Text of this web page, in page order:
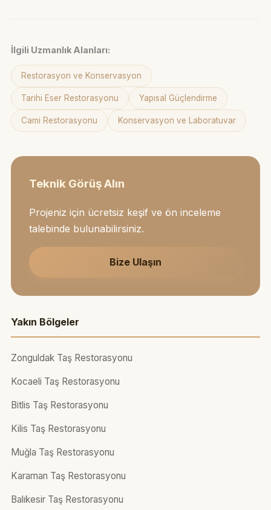
İlgili Uzmanlık Alanları:
Restorasyon ve Konservasyon
Tarihi Eser Restorasyonu Yapısal Güçlendirme
Cami Restorasyonu Konservasyon ve Laboratuvar
Teknik Görüş Alın
Projeniz için ücretsiz keşif ve ön inceleme
talebinde bulunabilirsiniz.
Bize Ulaşın
Yakın Bölgeler
Zonguldak Taş Restorasyonu
Kocaeli Taş Restorasyonu
Bitlis Taş Restorasyonu
Kilis Taş Restorasyonu
Muğla Taş Restorasyonu
Karaman Taş Restorasyonu
Balıkesir Taş Restorasyonu